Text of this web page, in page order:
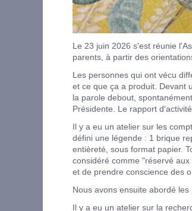
Le 23 juin 2026 s'est réunie
parents, à partir des
Les personnes qui ont vécu
et ce que ça a produit. Devant
la parole debout,
Présidente. Le rapport
Il y a eu un atelier sur les
défini une légende : 1 brique
entièreté, sous format papier.
considéré comme "réservé
et de prendre conscience des
Nous avons ensuite abordé
Il y a eu un atelier sur la